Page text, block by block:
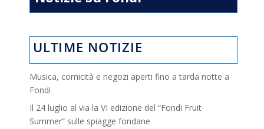
ULTIME NOTIZIE
Musica, comicità e negozi aperti fino a tarda notte a
Fondi
Il 24 luglio al via la VI edizione del “Fondi Fruit
Summer” sulle spiagge fondane